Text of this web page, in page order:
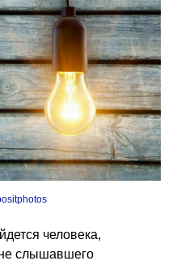
человека,
слышавшего